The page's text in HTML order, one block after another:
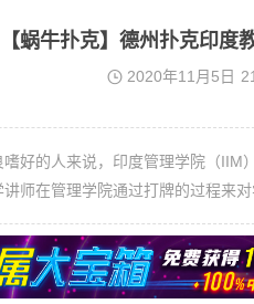
【蜗牛扑克】德州扑克印度
2020年11月5日
好的人来说，印度管理学院（
师在管理学院通过打牌的过程来对